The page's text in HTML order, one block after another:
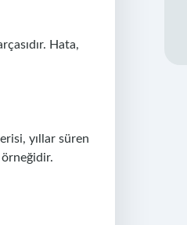
Hata,
yıllar süren